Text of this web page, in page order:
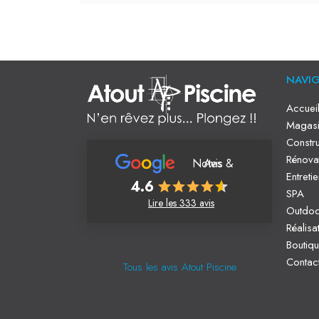
Notes & Avis
4.6
Lire les 333 avis
Tous les avis Atout Piscine
Accueil
SPA